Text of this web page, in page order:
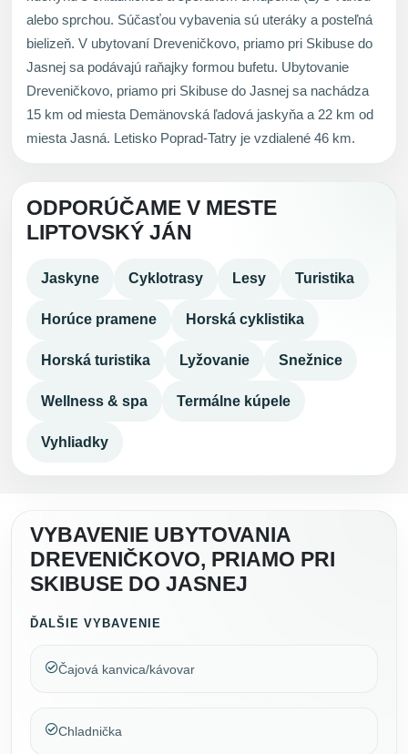
alebo sprchou. Súčasťou vybavenia sú uteráky a posteľná
bielizeň. V ubytovaní Dreveničkovo, priamo pri Skibuse do
Jasnej sa podávajú raňajky formou bufetu. Ubytovanie
Dreveničkovo, priamo pri Skibuse do Jasnej sa nachádza
15 km od miesta Demänovská ľadová jaskyňa a 22 km od
miesta Jasná. Letisko Poprad-Tatry je vzdialené 46 km.
ODPORÚČAME V MESTE
LIPTOVSKÝ JÁN
Jaskyne Cyklotrasy Lesy Turistika
Horúce pramene Horská cyklistika
Horská turistika Lyžovanie Snežnice
Wellness & spa Termálne kúpele
Vyhliadky
VYBAVENIE UBYTOVANIA
DREVENIČKOVO, PRIAMO PRI
SKIBUSE DO JASNEJ
ĎALŠIE VYBAVENIE
Čajová kanvica/kávovar
Chladnička